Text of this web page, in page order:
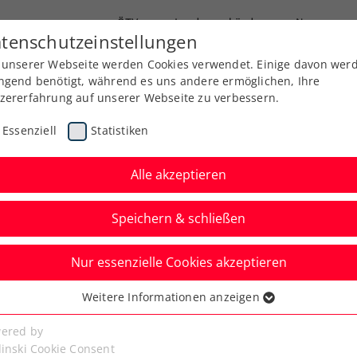
ÖTV Landesverbände News
Ausbildung Services Über uns
Aktuelle News
Webseite werden Cookies verwendet. Einige davon
benötigt, während es uns andere ermöglichen, Ihre
auf unserer Webseite zu verbessern.
Essenziell Statistiken
Alle akzeptieren
Speichern & schließen
Nur essenzielle Cookies akzeptieren
Cookies werden für grundlegende Funktionen der
benötigt. Dadurch ist gewährleistet, dass die Webseite
Weitere Informationen anzeigen
by
Cookie Consent